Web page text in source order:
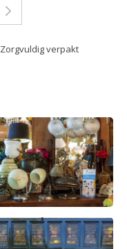
Zorgvuldig verpakt